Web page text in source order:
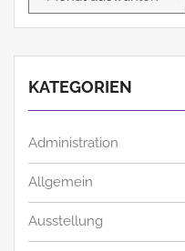
KATEGORIEN
Administration
Allgemein
Ausstellung